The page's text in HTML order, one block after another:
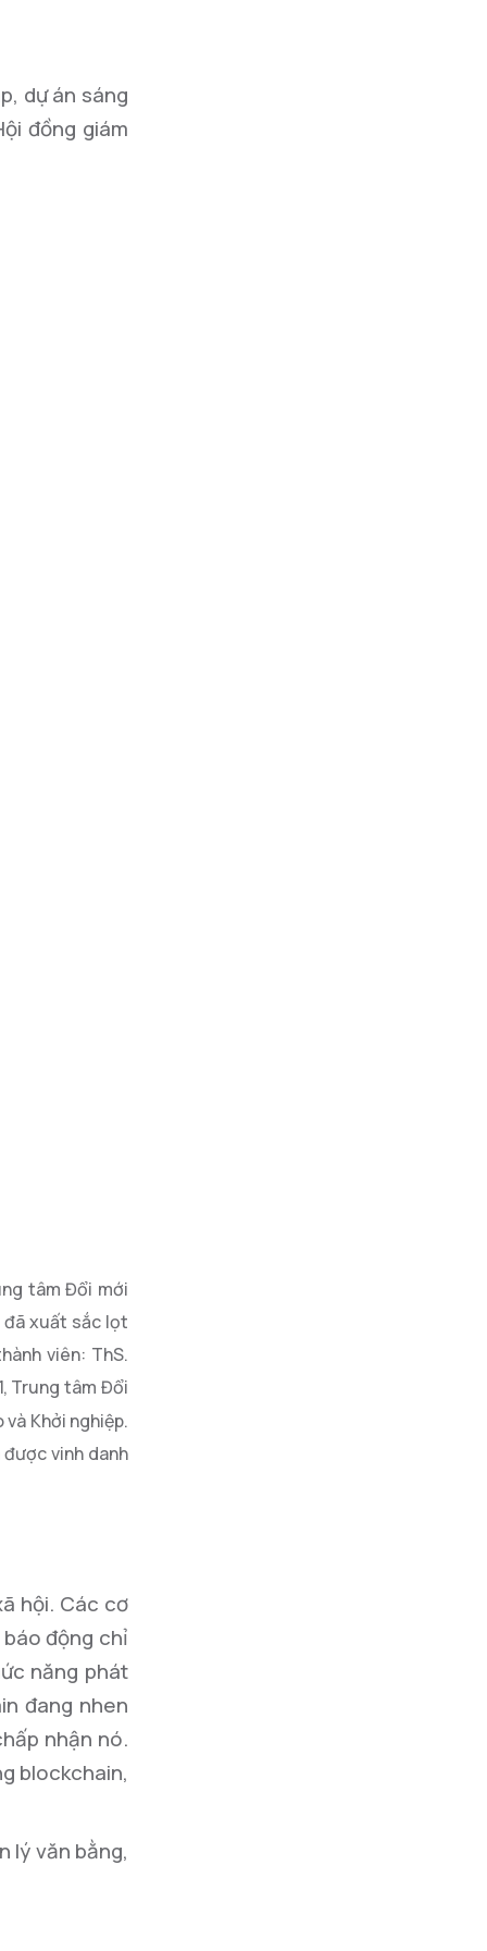
dự án sáng
đồng giám
tâm Đổi mới
đã xuất sắc lọt
viên: ThS.
Trung tâm Đổi
Khởi nghiệp.
vinh danh
hội. Các cơ
động chỉ
năng phát
đang nhen
nhận nó.
blockchain,
lý văn bằng,